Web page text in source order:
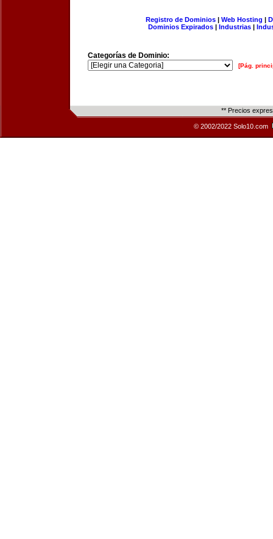
Registro de Dominios| Web Hosting |
Dominios Expirados | Industrias |
Categorías de Dominio:
[Pág.
** Precios
© 2002/2022 Solo10.com